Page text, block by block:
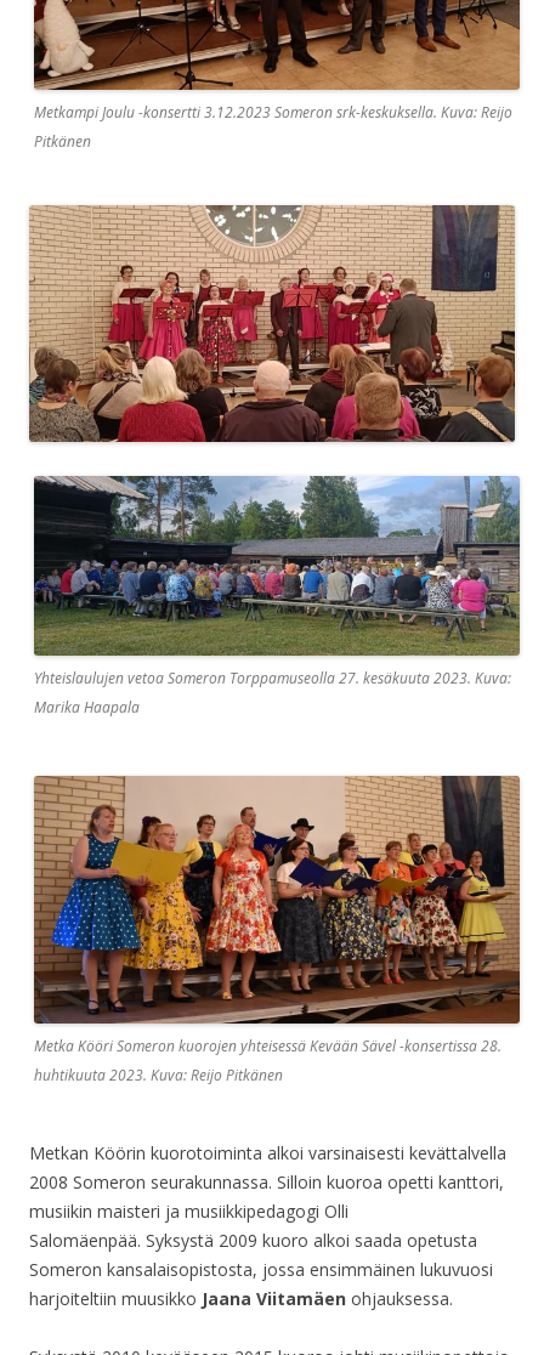
Metkampi Joulu -konsertti 3.12.2023 Someron srk-keskuksella. Kuva: Reijo
Pitkänen
Yhteislaulujen vetoa Someron Torppamuseolla 27. kesäkuuta 2023. Kuva:
Marika Haapala
Metka Kööri Someron kuorojen yhteisessä Kevään Sävel -konsertissa 28.
huhtikuuta 2023. Kuva: Reijo Pitkänen
Metkan Köörin kuorotoiminta alkoi varsinaisesti kevättalvella
2008 Someron seurakunnassa. Silloin kuoroa opetti kanttori,
musiikin maisteri ja musiikkipedagogi Olli
Salomäenpää. Syksystä 2009 kuoro alkoi saada opetusta
Someron kansalaisopistosta, jossa ensimmäinen lukuvuosi
harjoiteltiin muusikko Jaana Viitamäen ohjauksessa.